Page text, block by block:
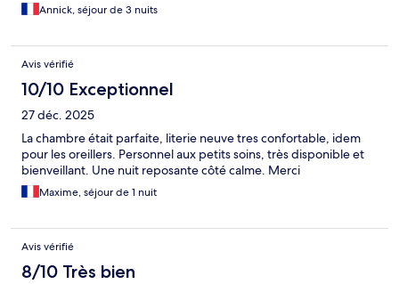
Annick, séjour de 3 nuits
Avis vérifié
10/10 Exceptionnel
27 déc. 2025
La chambre était parfaite, literie neuve tres confortable, idem
pour les oreillers. Personnel aux petits soins, très disponible et
bienveillant. Une nuit reposante côté calme. Merci
Maxime, séjour de 1 nuit
Avis vérifié
8/10 Très bien